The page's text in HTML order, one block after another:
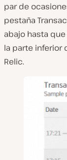
par de
pestaña
abajo hasta
la parte inferior
Relic.